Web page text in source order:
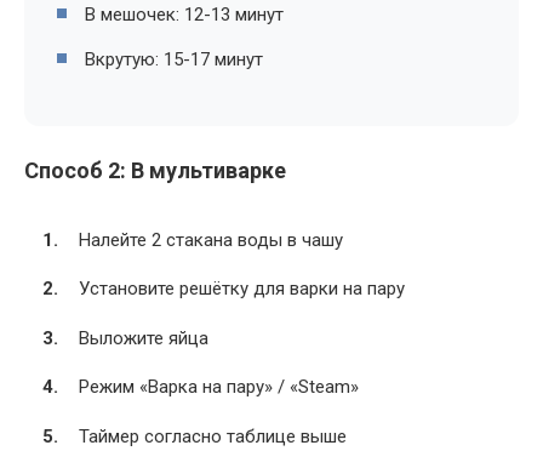
В мешочек: 12-13 минут
Вкрутую: 15-17 минут
Способ 2: В мультиварке
Налейте 2 стакана воды в чашу
Установите решётку для варки на пару
Выложите яйца
Режим «Варка на пару» / «Steam»
Таймер согласно таблице выше